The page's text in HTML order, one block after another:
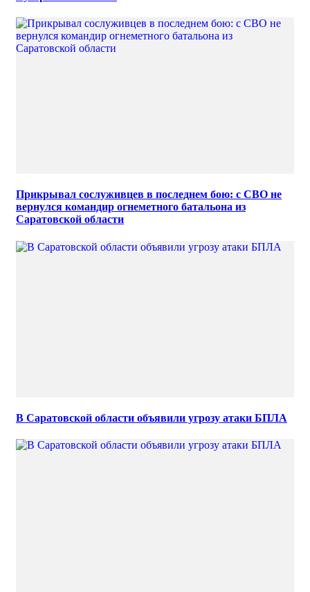
Прикрывал сослуживцев в последнем бою: с СВО не
вернулся командир огнеметного батальона из
Саратовской области
В Саратовской области объявили угрозу атаки БПЛА